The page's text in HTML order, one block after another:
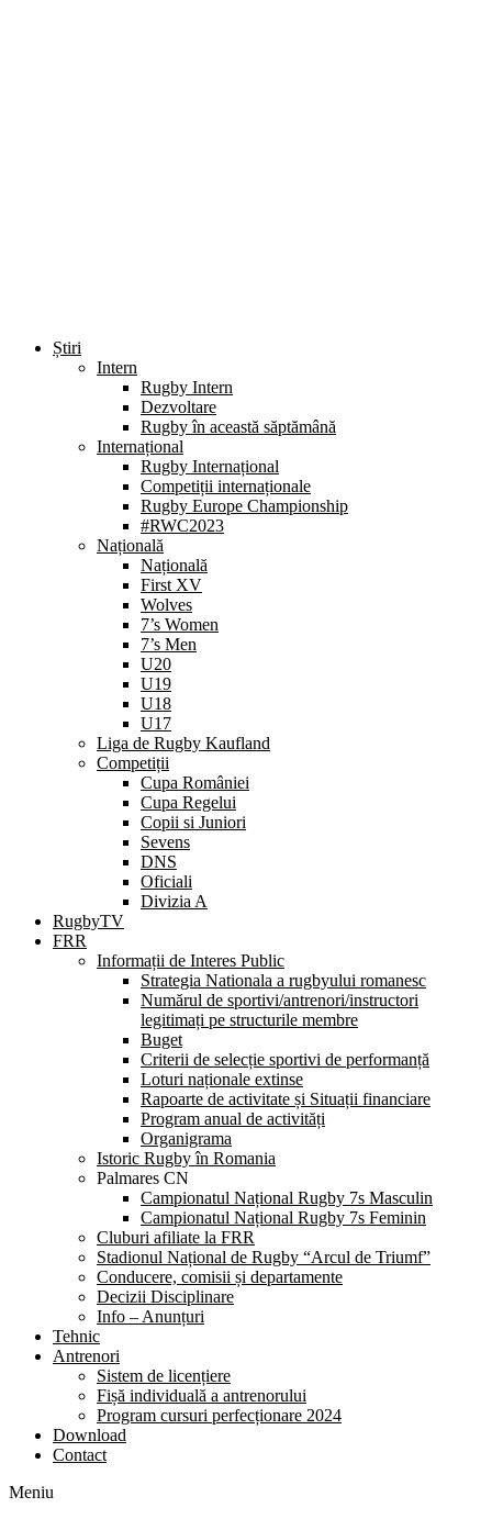
Știri
Intern
Rugby Intern
Dezvoltare
Rugby în această săptămână
Internațional
Rugby Internațional
Competiții internaționale
Rugby Europe Championship
#RWC2023
Națională
Națională
First XV
Wolves
7’s Women
7’s Men
U20
U19
U18
U17
Liga de Rugby Kaufland
Competiții
Cupa României
Cupa Regelui
Copii si Juniori
Sevens
DNS
Oficiali
Divizia A
RugbyTV
FRR
Informații de Interes Public
Strategia Nationala a rugbyului romanesc
Numărul de sportivi/antrenori/instructori
legitimați pe structurile membre
Buget
Criterii de selecție sportivi de performanță
Loturi naționale extinse
Rapoarte de activitate și Situații financiare
Program anual de activități
Organigrama
Istoric Rugby în Romania
Palmares CN
Campionatul Național Rugby 7s Masculin
Campionatul Național Rugby 7s Feminin
Cluburi afiliate la FRR
Stadionul Național de Rugby “Arcul de Triumf”
Conducere, comisii și departamente
Decizii Disciplinare
Info – Anunțuri
Tehnic
Antrenori
Sistem de licențiere
Fișă individuală a antrenorului
Program cursuri perfecționare 2024
Download
Contact
Meniu